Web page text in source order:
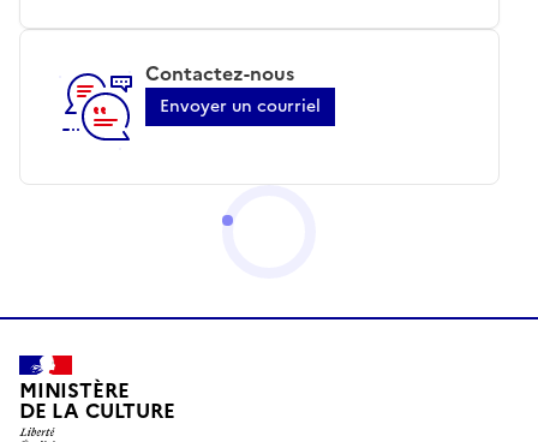
Contactez-nous
Envoyer un courriel
MINISTÈRE
DE LA CULTURE